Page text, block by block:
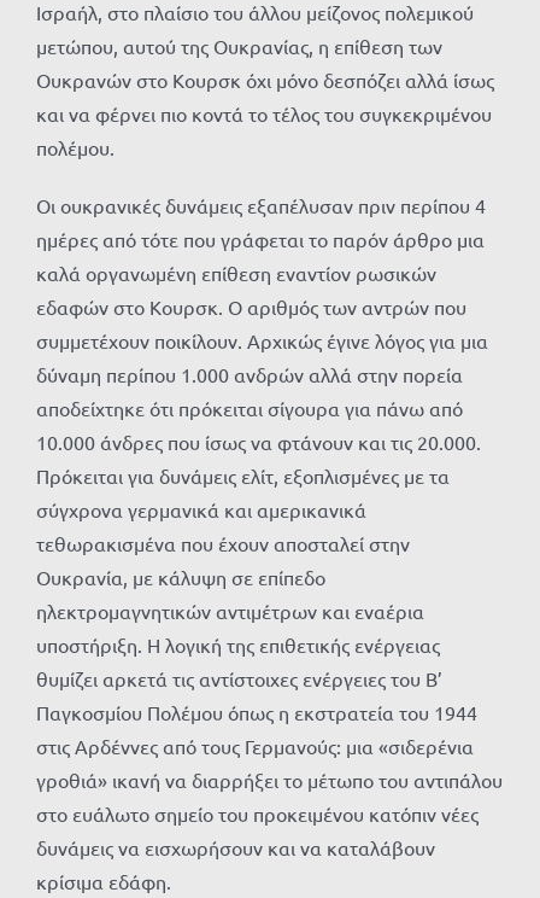
Ισραήλ, στο πλαίσιο του άλλου μείζονος πολεμικού
μετώπου, αυτού της Ουκρανίας, η επίθεση των
Ουκρανών στο Κουρσκ όχι μόνο δεσπόζει αλλά ίσως
και να φέρνει πιο κοντά το τέλος του συγκεκριμένου
πολέμου.
Οι ουκρανικές δυνάμεις εξαπέλυσαν πριν περίπου 4
ημέρες από τότε που γράφεται το παρόν άρθρο μια
καλά οργανωμένη επίθεση εναντίον ρωσικών
εδαφών στο Κουρσκ. Ο αριθμός των αντρών που
συμμετέχουν ποικίλουν. Αρχικώς έγινε λόγος για μια
δύναμη περίπου 1.000 ανδρών αλλά στην πορεία
αποδείχτηκε ότι πρόκειται σίγουρα για πάνω από
10.000 άνδρες που ίσως να φτάνουν και τις 20.000.
Πρόκειται για δυνάμεις ελίτ, εξοπλισμένες με τα
σύγχρονα γερμανικά και αμερικανικά
τεθωρακισμένα που έχουν αποσταλεί στην
Ουκρανία, με κάλυψη σε επίπεδο
ηλεκτρομαγνητικών αντιμέτρων και εναέρια
υποστήριξη. Η λογική της επιθετικής ενέργειας
θυμίζει αρκετά τις αντίστοιχες ενέργειες του Β’
Παγκοσμίου Πολέμου όπως η εκστρατεία του 1944
στις Αρδέννες από τους Γερμανούς: μια «σιδερένια
γροθιά» ικανή να διαρρήξει το μέτωπο του αντιπάλου
στο ευάλωτο σημείο του προκειμένου κατόπιν νέες
δυνάμεις να εισχωρήσουν και να καταλάβουν
κρίσιμα εδάφη.